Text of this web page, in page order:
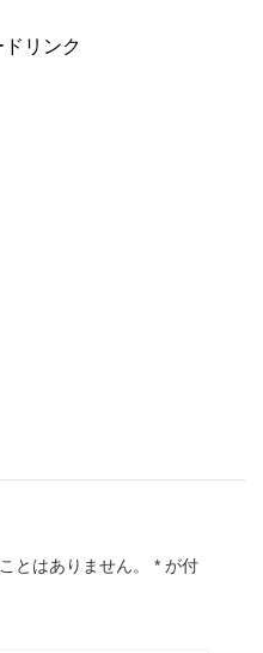
リンク
とはありません。 * が付